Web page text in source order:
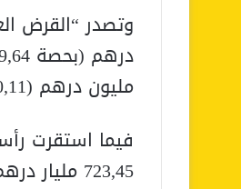
مليون درهم (10,11%)، و”اتصالات المغرب” بما يقارب 58,7 مليون درهم ( 7,24 %).
723,45 مليار درهم.